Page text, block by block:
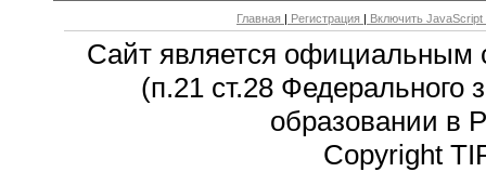
Главная | Регистрация | Включить JavaScript
Сайт является официальным
(п.21 ст.28 Федерального
образовании в
Copyright